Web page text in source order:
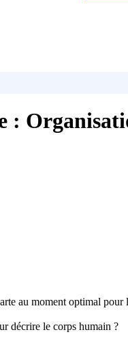
:
au moment optimal
décrire le corps humain ?